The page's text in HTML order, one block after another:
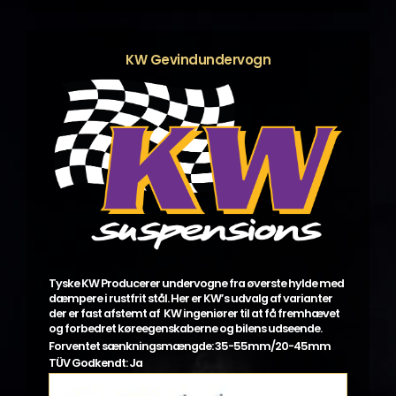
vælges
på
varesiden
KW Gevindundervogn
Tyske KW Producerer undervogne fra øverste hylde med
dæmpere i rustfrit stål. Her er KW’s udvalg af varianter
der er fast afstemt af KW ingeniører til at få fremhævet
og forbedret køreegenskaberne og bilens udseende.
Forventet sænkningsmængde: 35-55mm/20-45mm
TÜV Godkendt: Ja